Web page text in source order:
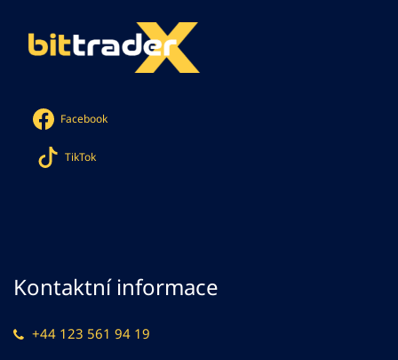
Facebook
TikTok
Kontaktní informace
+44 123 561 94 19